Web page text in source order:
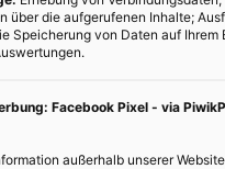
ins Gebirge, benötigen
für den
denn es könnten die
über die aufgerufenen Inhalte;
Speicherung von Daten auf Ihrem
Facebook Pixel - via
außerhalb unserer Website